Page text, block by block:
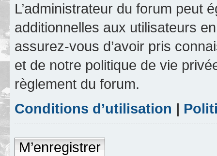
L’administrateur du forum peut
additionnelles aux utilisateurs
assurez-vous d’avoir pris
et de notre politique de vie
règlement du forum.
Conditions d’utilisation |
M’enregistrer